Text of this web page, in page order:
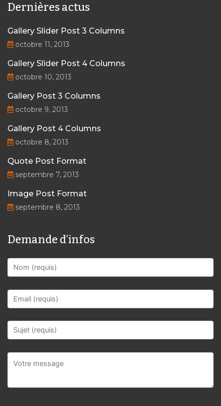
Dernières actus
Gallery Slider Post 3 Columns
octobre 11, 2013
Gallery Slider Post 4 Columns
octobre 10, 2013
Gallery Post 3 Columns
octobre 9, 2013
Gallery Post 4 Columns
octobre 8, 2013
Quote Post Format
septembre 7, 2013
Image Post Format
septembre 8, 2013
Demande d’infos